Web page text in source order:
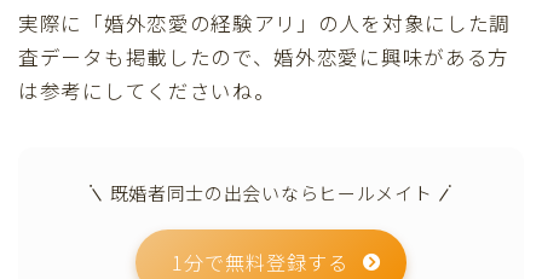
実際に「婚外恋愛の経験アリ」の人を対象にした調
査データも掲載したので、婚外恋愛に興味がある方
は参考にしてくださいね。
既婚者同士の出会いならヒールメイト
1分で無料登録する